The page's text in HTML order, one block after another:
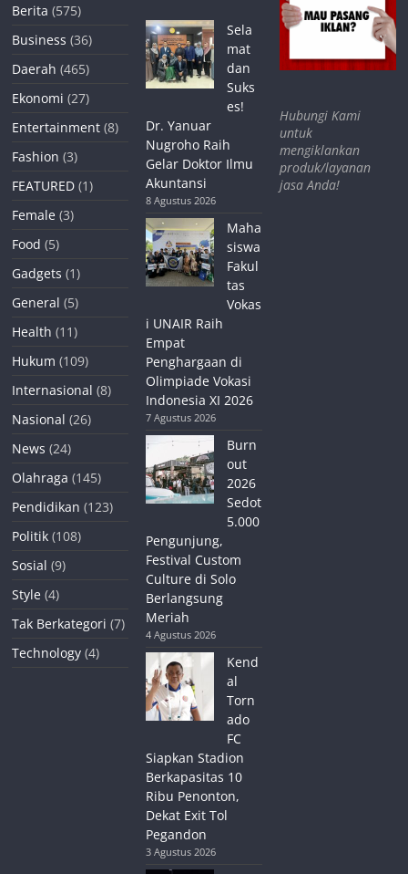
Berita (575)
Business (36)
Daerah (465)
Ekonomi (27)
Entertainment (8)
Fashion (3)
FEATURED (1)
Female (3)
Food (5)
Gadgets (1)
General (5)
Health (11)
Hukum (109)
Internasional (8)
Nasional (26)
News (24)
Olahraga (145)
Pendidikan (123)
Politik (108)
Sosial (9)
Style (4)
Tak Berkategori (7)
Technology (4)
Sela
mat
dan
Suks
es!
Dr. Yanuar
Nugroho Raih
Gelar Doktor Ilmu
Akuntansi
8 Agustus 2026
Maha
siswa
Fakul
tas
Vokas
i UNAIR Raih
Empat
Penghargaan di
Olimpiade Vokasi
Indonesia XI 2026
7 Agustus 2026
Burn
out
2026
Sedot
5.000
Pengunjung,
Festival Custom
Culture di Solo
Berlangsung
Meriah
4 Agustus 2026
Kend
al
Torn
ado
FC
Siapkan Stadion
Berkapasitas 10
Ribu Penonton,
Dekat Exit Tol
Pegandon
3 Agustus 2026
Hubungi Kami
untuk
mengiklankan
produk/layanan
jasa Anda!